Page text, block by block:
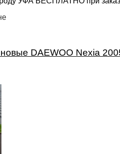
DAEWOO Nexia